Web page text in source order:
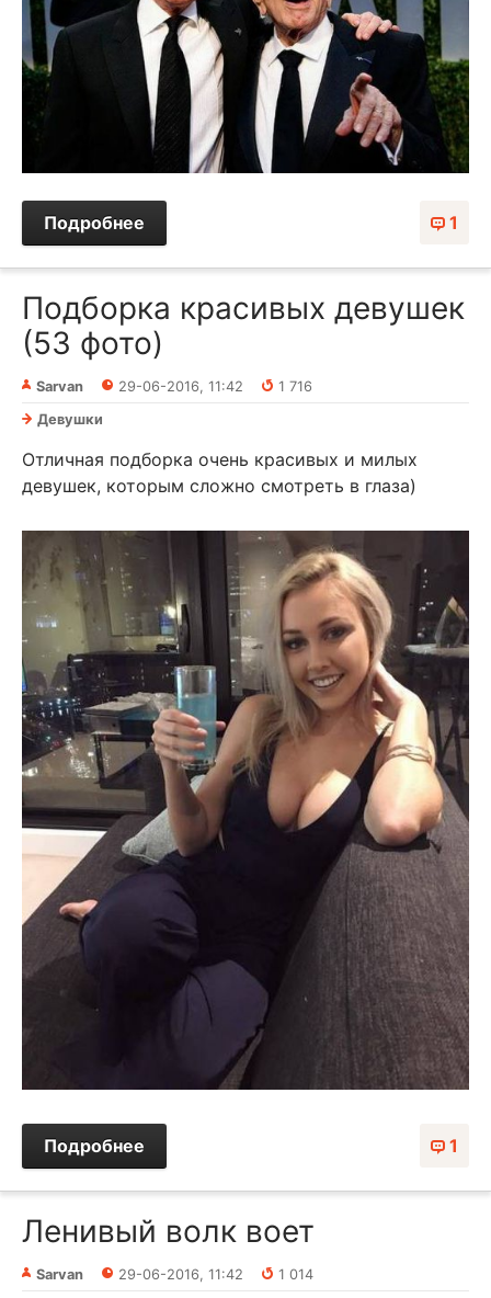
1
Подробнее
Подборка красивых девушек
(53 фото)
Sarvan 29-06-2016, 11:42
1 716
Девушки
Отличная подборка очень красивых и милых
девушек, которым сложно смотреть в глаза)
1
Подробнее
Ленивый волк воет
Sarvan 29-06-2016, 11:42
1 014